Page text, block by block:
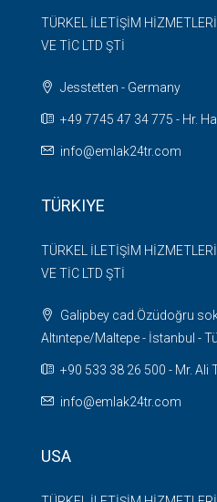
TÜRKEL İLETİŞİM
VE TİC LTD ŞTİ
Jesstetten - Germany
+49 7745 47 34 775 - Hr.
info@emlak24tr.com
TÜRKIYE
TÜRKEL İLETİŞİM
VE TİC LTD ŞTİ
Galipbey cad.Özüdoğru
Altıntepe/Maltepe - İstanbul -
+90 533 38 26 500 - Mr. Ali
info@emlak24tr.com
USA